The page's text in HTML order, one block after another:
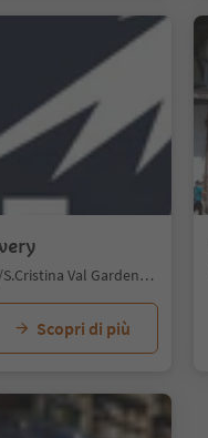
S.Cristina Gherdëina/S.Cristina Val Gardena, Santa Cristina Val Gardena, Regione dolomitica Val Gardena
Scopri di più